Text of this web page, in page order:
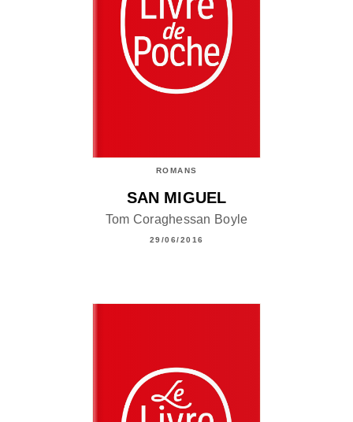
ROMANS
SAN MIGUEL
Tom Coraghessan Boyle
29/06/2016